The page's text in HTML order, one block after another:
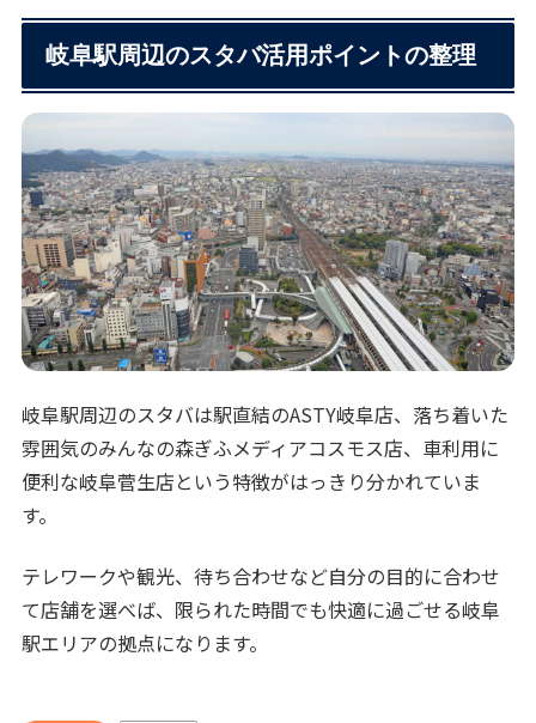
岐阜駅周辺のスタバ活用ポイントの整理
岐阜駅周辺のスタバは駅直結のASTY岐阜店、落ち着いた
雰囲気のみんなの森ぎふメディアコスモス店、車利用に
便利な岐阜菅生店という特徴がはっきり分かれていま
す。
テレワークや観光、待ち合わせなど自分の目的に合わせ
て店舗を選べば、限られた時間でも快適に過ごせる岐阜
駅エリアの拠点になります。